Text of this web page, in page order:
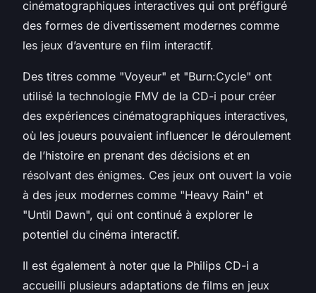
cinématographiques interactives qui ont préfiguré
des formes de divertissement modernes comme
les jeux d’aventure en film interactif.
Des titres comme "Voyeur" et "Burn:Cycle" ont
utilisé la technologie FMV de la CD-i pour créer
des expériences cinématographiques interactives,
où les joueurs pouvaient influencer le déroulement
de l’histoire en prenant des décisions et en
résolvant des énigmes. Ces jeux ont ouvert la voie
à des jeux modernes comme "Heavy Rain" et
"Until Dawn", qui ont continué à explorer le
potentiel du cinéma interactif.
Il est également à noter que la Philips CD-i a
accueilli plusieurs adaptations de films en jeux